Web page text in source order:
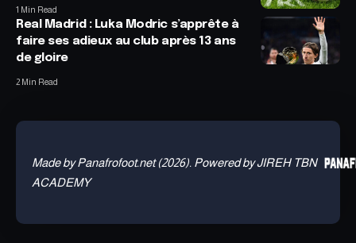
1 Min Read
Real Madrid : Luka Modric s’apprête à
faire ses adieux au club après 13 ans
de gloire
2 Min Read
Made by Panafrofoot.net (2026). Powered by JIREH TBN
ACADEMY